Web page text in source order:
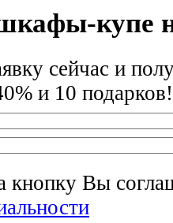
купе
сейчас и
и 10 подарков!
кнопку Вы